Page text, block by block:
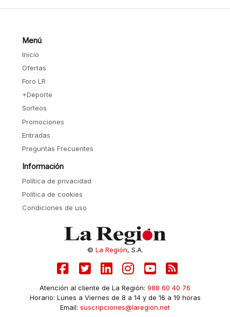
Menú
Inicio
Ofertas
Foro LR
+Deporte
Sorteos
Promociones
Entradas
Preguntas Frecuentes
Información
Política de privacidad
Política de cookies
Condiciones de uso
© La Región, S.A.
Atención al cliente de La Región: 988 60 40 76
Horario: Lunes a Viernes de 8 a 14 y de 16 a 19 horas
Email: suscripciones@laregion.net